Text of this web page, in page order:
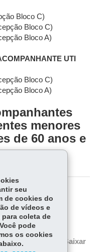
Bloco C)
Bloco C)
Bloco A)
UTI
Bloco C)
Bloco A)
menores
de 60 anos e
W
ha
ts
Imprimir Baixar
seu
de cookies do
de vídeos e
coleta de
pode
os cookies